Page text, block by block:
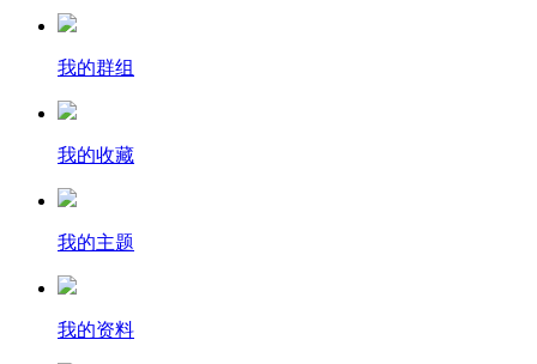
我的群组
我的收藏
我的主题
我的资料